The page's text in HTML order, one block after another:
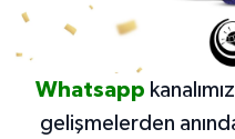
Whatsapp
gelişmelerden